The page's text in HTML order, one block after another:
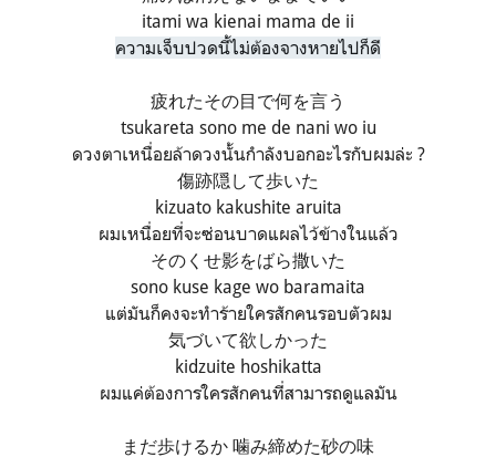
itami wa kienai mama de ii
ความเจ็บปวดนี้ไม่ต้องจางหายไปก็ดี
疲れたその目で何を言う
tsukareta sono me de nani wo iu
ดวงตาเหนื่อยล้าดวงนั้นกำลังบอกอะไรกับผมล่ะ ?
傷跡隠して歩いた
kizuato kakushite aruita
ผมเหนื่อยที่จะซ่อนบาดแผลไว้ข้างในแล้ว
そのくせ影をばら撒いた
sono kuse kage wo baramaita
แต่มันก็คงจะทำร้ายใครสักคนรอบตัวผม
気づいて欲しかった
kidzuite hoshikatta
ผมแค่ต้องการใครสักคนที่สามารถดูแลมัน
まだ歩けるか 噛み締めた砂の味